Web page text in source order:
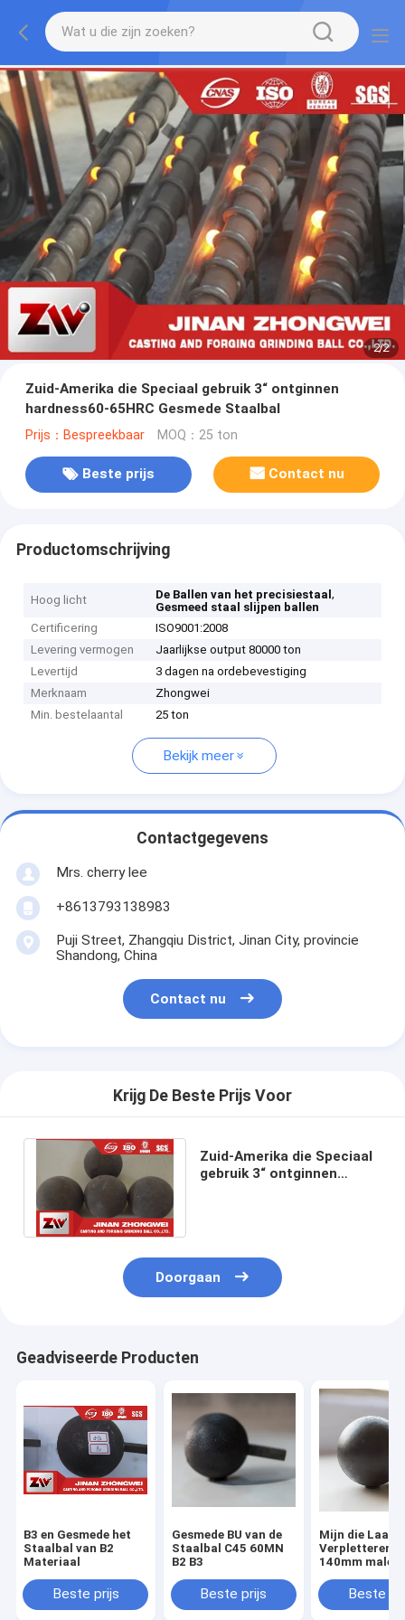
2/2
Zuid-Amerika die Speciaal gebruik 3“ ontginnen
hardness60-65HRC Gesmede Staalbal
Prijs：Bespreekbaar MOQ：25 ton
Beste prijs Contact nu
Productomschrijving
Hoog licht De Ballen van het precisiestaal,
Gesmeed staal slijpen ballen
Certificering
ISO9001:2008
Levering vermogen
Jaarlijkse output 80000 ton
Levertijd
3 dagen na ordebevestiging
Merknaam
Zhongwei
Min. bestelaantal
25 ton
Bekijk meer
Contactgegevens
Mrs. cherry lee
+8613793138983
Puji Street, Zhangqiu District, Jinan City, provincie
Shandong, China
Contact nu
Krijg De Beste Prijs Voor
Zuid-Amerika die Speciaal
gebruik 3“ ontginnen
Doorgaan
Geadviseerde Producten
B3 en Gesmede het
Staalbal van B2
Materiaal
Beste prijs
Gesmede BU van de
Staalbal C45 60MN
B2 B3
Beste prijs
Mijn die Laag
Verpletteren
140mm malen
Beste